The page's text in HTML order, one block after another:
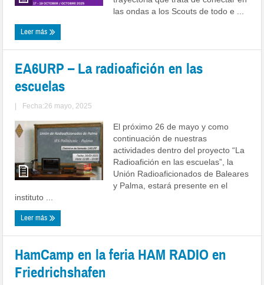
las ondas a los Scouts de todo e ...
Leer más
EA6URP – La radioafición en las
escuelas
| Fecha:26 mayo, 2025
El próximo 26 de mayo y como
continuación de nuestras
actividades dentro del proyecto “La
Radioafición en las escuelas”, la
Unión Radioaficionados de Baleares
y Palma, estará presente en el
instituto ...
Leer más
HamCamp en la feria HAM RADIO en
Friedrichshafen